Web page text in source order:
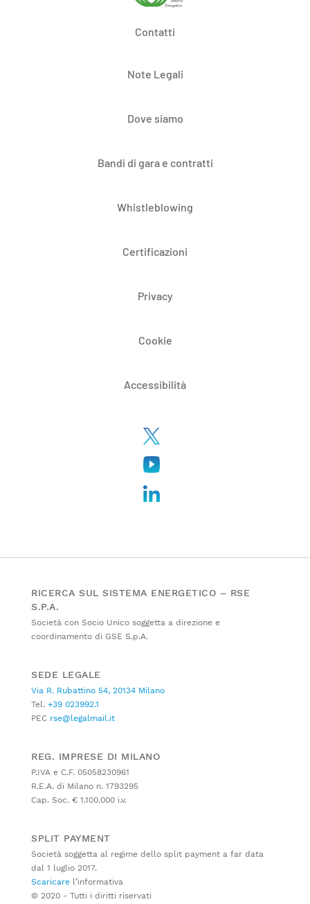
Contatti
Note Legali
Dove siamo
Bandi di gara e contratti
Whistleblowing
Certificazioni
Privacy
Cookie
Accessibilità
RICERCA SUL SISTEMA ENERGETICO – RSE
S.P.A.
Società con Socio Unico soggetta a direzione e
coordinamento di GSE S.p.A.
SEDE LEGALE
Via R. Rubattino 54, 20134 Milano
Tel. +39 023992.1
PEC rse@legalmail.it
REG. IMPRESE DI MILANO
P.IVA e C.F. 05058230961
R.E.A. di Milano n. 1793295
Cap. Soc. € 1.100.000 i.v.
SPLIT PAYMENT
Società soggetta al regime dello split payment a far data
dal 1 luglio 2017.
Scaricare l’informativa
© 2020 - Tutti i diritti riservati